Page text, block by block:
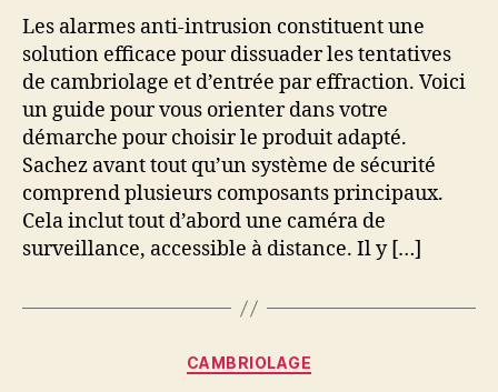
Les alarmes anti-intrusion constituent une
solution efficace pour dissuader les tentatives
de cambriolage et d’entrée par effraction. Voici
un guide pour vous orienter dans votre
démarche pour choisir le produit adapté.
Sachez avant tout qu’un système de sécurité
comprend plusieurs composants principaux.
Cela inclut tout d’abord une caméra de
surveillance, accessible à distance. Il y […]
Catégories
CAMBRIOLAGE